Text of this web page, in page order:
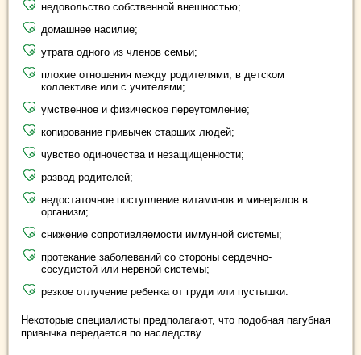
недовольство собственной внешностью;
домашнее насилие;
утрата одного из членов семьи;
плохие отношения между родителями, в детском
коллективе или с учителями;
умственное и физическое переутомление;
копирование привычек старших людей;
чувство одиночества и незащищенности;
развод родителей;
недостаточное поступление витаминов и минералов в
организм;
снижение сопротивляемости иммунной системы;
протекание заболеваний со стороны сердечно-
сосудистой или нервной системы;
резкое отлучение ребенка от груди или пустышки.
Некоторые специалисты предполагают, что подобная пагубная
привычка передается по наследству.